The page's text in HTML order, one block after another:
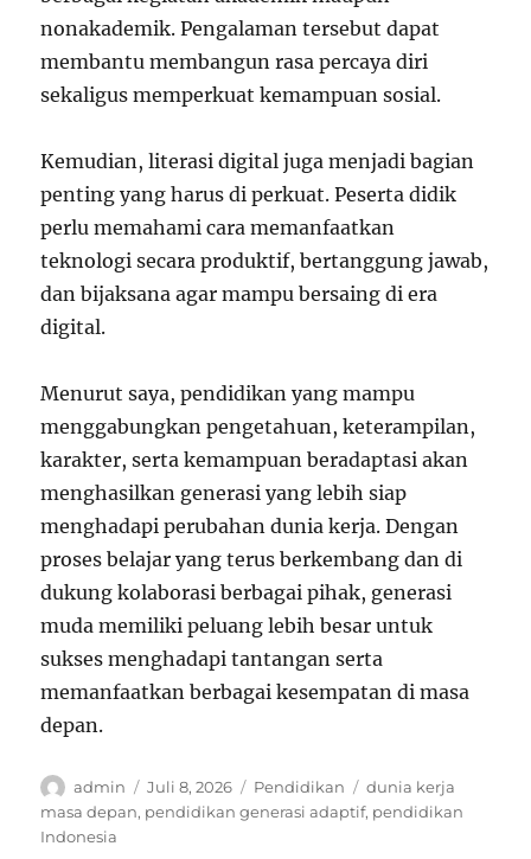
nonakademik. Pengalaman tersebut dapat
membantu membangun rasa percaya diri
sekaligus memperkuat kemampuan sosial.
Kemudian, literasi digital juga menjadi bagian
penting yang harus di perkuat. Peserta didik
perlu memahami cara memanfaatkan
teknologi secara produktif, bertanggung jawab,
dan bijaksana agar mampu bersaing di era
digital.
Menurut saya, pendidikan yang mampu
menggabungkan pengetahuan, keterampilan,
karakter, serta kemampuan beradaptasi akan
menghasilkan generasi yang lebih siap
menghadapi perubahan dunia kerja. Dengan
proses belajar yang terus berkembang dan di
dukung kolaborasi berbagai pihak, generasi
muda memiliki peluang lebih besar untuk
sukses menghadapi tantangan serta
memanfaatkan berbagai kesempatan di masa
depan.
Author
admin
Posted
on
Juli 8, 2026 Categories
Pendidikan Tags
dunia kerja
masa depan, pendidikan generasi adaptif, pendidikan
Indonesia